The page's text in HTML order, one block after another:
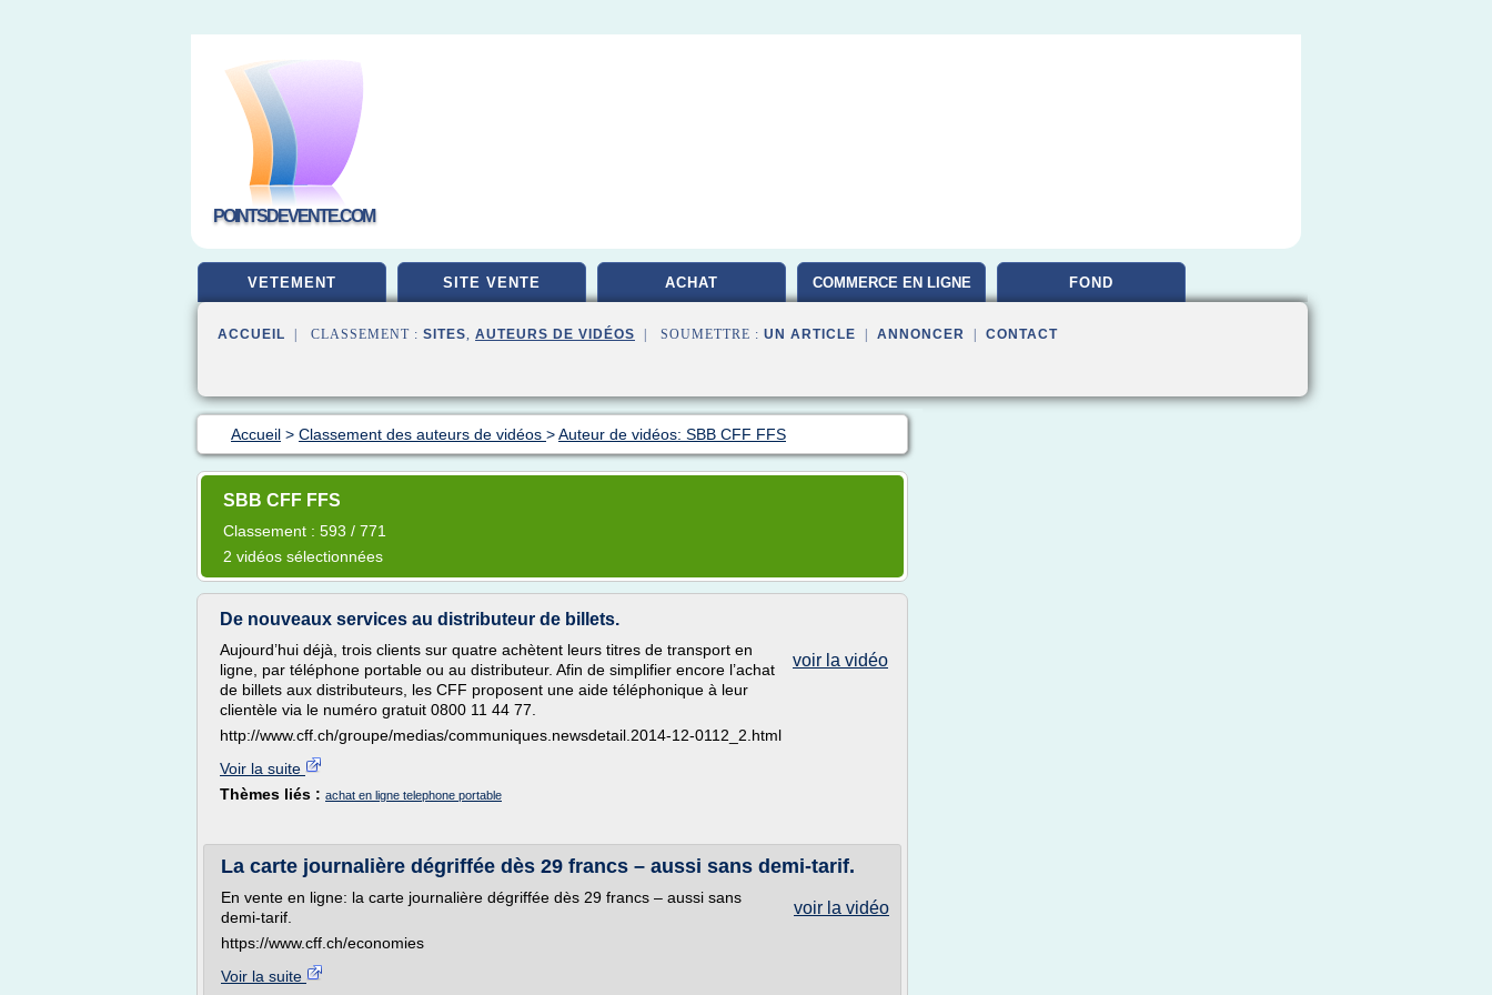
POINTSDEVENTE.COM
VETEMENT SITE VENTE ACHAT COMMERCE EN LIGNE FOND
ACCUEIL | CLASSEMENT : SITES, AUTEURS DE VIDÉOS | SOUMETTRE : UN ARTICLE ANNONCER CONTACT
Accueil > Classement des auteurs de vidéos >Auteur de vidéos: SBB CFF FFS
SBB CFF FFS
Classement : 593 / 771
2 vidéos sélectionnées
De nouveaux services au distributeur de billets.
voir la vidéo
Aujourd’hui déjà, trois clients sur quatre achètent leurs titres de transport en
ligne, par téléphone portable ou au distributeur. Afin de simplifier encore l’achat
de billets aux distributeurs, les CFF proposent une aide téléphonique à leur
clientèle via le numéro gratuit 0800 11 44 77.
http://www.cff.ch/groupe/medias/communiques.newsdetail.2014-12-0112_2.html
Voir la suite
Thèmes liés : achat en ligne telephone portable
La carte journalière dégriffée dès 29 francs – aussi sans demi-tarif.
voir la vidéo
En vente en ligne: la carte journalière dégriffée dès 29 francs – aussi sans
demi-tarif.
https://www.cff.ch/economies
Voir la suite